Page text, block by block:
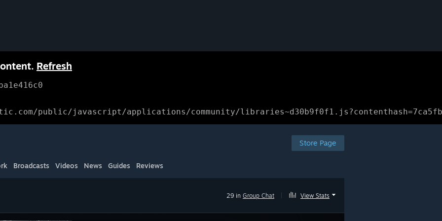
Refresh
public/javascript/applications/community/
Store Page
Broadcasts Videos News Guides Reviews
29 in Group Chat View Stats